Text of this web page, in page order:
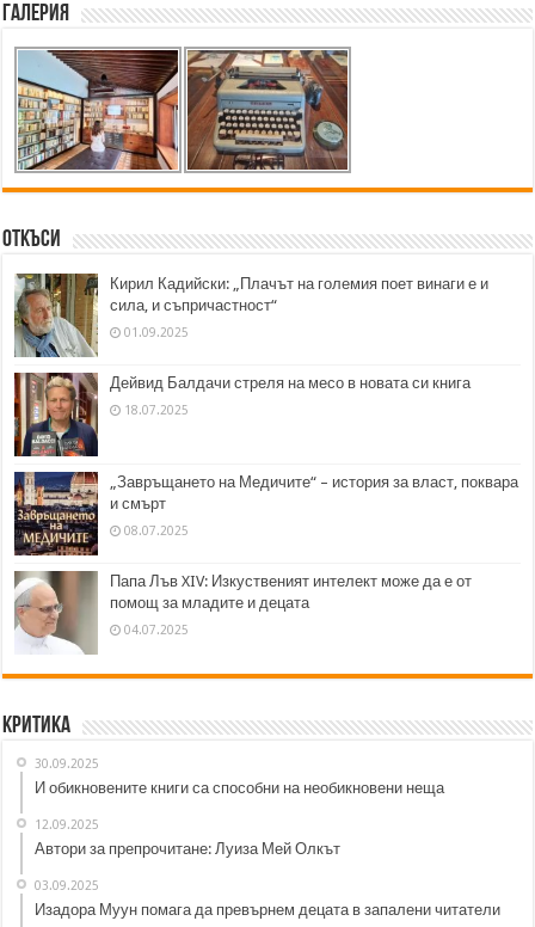
Галерия
Откъси
Кирил Кадийски: „Плачът на големия поет винаги е и
сила, и съпричастност“
01.09.2025
Дейвид Балдачи стреля на месо в новата си книга
18.07.2025
„Завръщането на Медичите“ – история за власт, поквара
и смърт
08.07.2025
Папа Лъв XIV: Изкуственият интелект може да е от
помощ за младите и децата
04.07.2025
Критика
30.09.2025
И обикновените книги са способни на необикновени неща
12.09.2025
Автори за препрочитане: Луиза Мей Олкът
03.09.2025
Изадора Муун помага да превърнем децата в запалени читатели